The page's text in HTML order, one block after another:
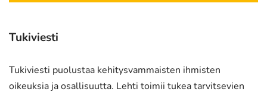
Tukiviesti
Tukiviesti puolustaa kehitysvammaisten ihmisten
oikeuksia ja osallisuutta. Lehti toimii tukea tarvitsevien